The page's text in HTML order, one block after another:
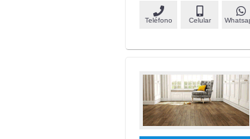
Teléfono Celular